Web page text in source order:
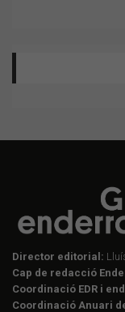
Director editorial:
Cap de redacció
Coordinació EDR i
Coordinació Anuari